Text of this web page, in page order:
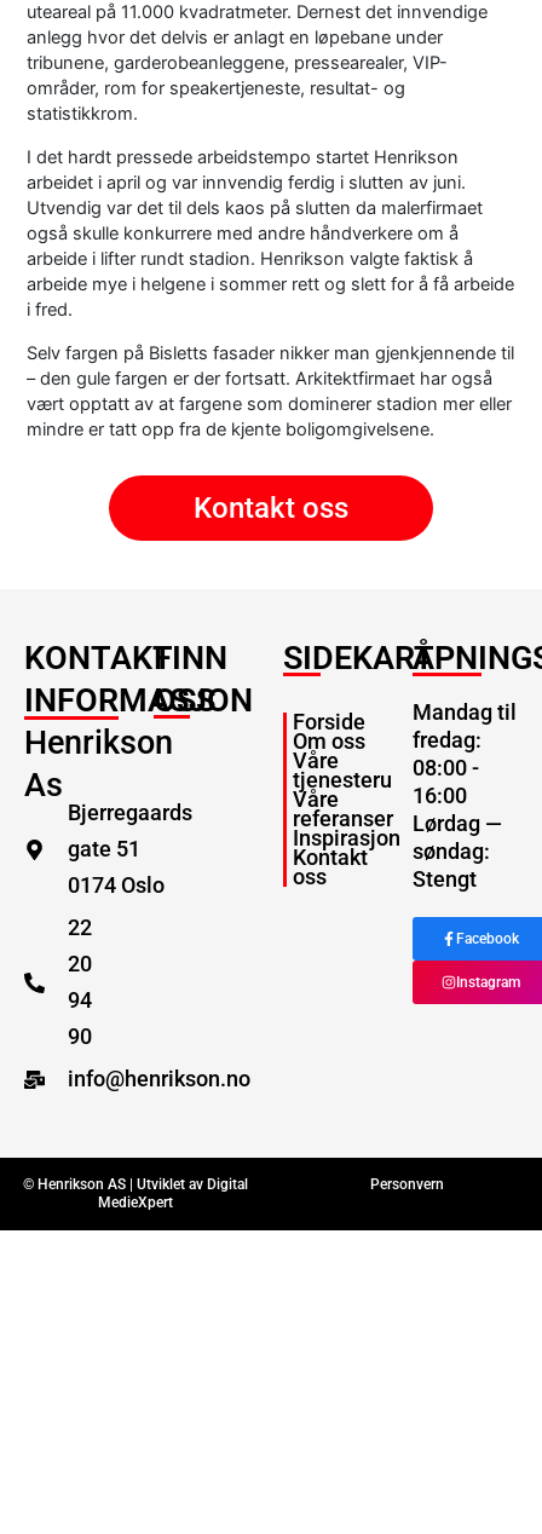
uteareal på 11.000 kvadratmeter. Dernest det innvendige
anlegg hvor det delvis er anlagt en løpebane under
tribunene, garderobeanleggene, pressearealer, VIP-
områder, rom for speakertjeneste, resultat- og
statistikkrom.
I det hardt pressede arbeidstempo startet Henrikson
arbeidet i april og var innvendig ferdig i slutten av juni.
Utvendig var det til dels kaos på slutten da malerfirmaet
også skulle konkurrere med andre håndverkere om å
arbeide i lifter rundt stadion. Henrikson valgte faktisk å
arbeide mye i helgene i sommer rett og slett for å få arbeide
i fred.
Selv fargen på Bisletts fasader nikker man gjenkjennende til
– den gule fargen er der fortsatt. Arkitektfirmaet har også
vært opptatt av at fargene som dominerer stadion mer eller
mindre er tatt opp fra de kjente boligomgivelsene.
Kontakt oss
KONTAKT
INFORMASJON
Henrikson
As
Bjerregaards
gate 51
0174 Oslo
22
20
94
90
info@henrikson.no
FINN
OSS
SIDEKART
Forside
Om oss
Våre
tjenesteru
Våre
referanser
Inspirasjon
Kontakt
oss
Mandag til
fredag:
08:00 -
16:00
Lørdag —
søndag:
Stengt
Facebook
Instagram
© Henrikson AS | Utviklet av Digital
MedieXpert
Personvern